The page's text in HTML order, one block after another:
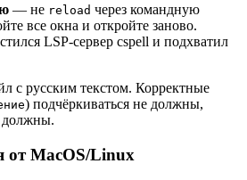
— не reload через командную
все окна и откройте заново.
LSP-сервер cspell и подхватил
с русским текстом. Корректные
) подчёркиваться не должны,
MacOS/Linux